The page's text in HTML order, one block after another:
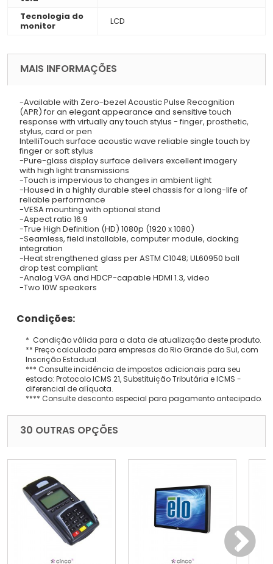
Tecnologia do
monitor
LCD
MAIS INFORMAÇÕES
-Available with Zero-bezel Acoustic Pulse Recognition
(APR) for an elegant appearance and sensitive touch
response with virtually any touch stylus - finger, prosthetic,
stylus, card or pen
IntelliTouch surface acoustic wave reliable single touch by
finger or soft stylus
-Pure-glass display surface delivers excellent imagery
with high light transmissions
-Touch is impervious to changes in ambient light
-Housed in a highly durable steel chassis for a long-life of
reliable performance
-VESA mounting with optional stand
-Aspect ratio 16:9
-True High Definition (HD) 1080p (1920 x 1080)
-Seamless, field installable, computer module, docking
integration
-Heat strengthened glass per ASTM C1048; UL60950 ball
drop test compliant
-Analog VGA and HDCP-capable HDMI 1.3, video
-Two 10W speakers
Condições:
* Condição válida para a data de atualização deste produto.
** Preço calculado para empresas do Rio Grande do Sul, com
Inscrição Estadual.
*** Consulte incidência de impostos adicionais para seu
estado: Protocolo ICMS 21, Substituição Tributária e ICMS -
diferencial de alíquota.
**** Consulte desconto especial para pagamento antecipado.
30 OUTRAS OPÇÕES